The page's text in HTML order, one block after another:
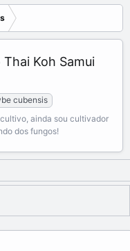
Koh Samui
cubensis
ainda sou cultivador
dos fungos!